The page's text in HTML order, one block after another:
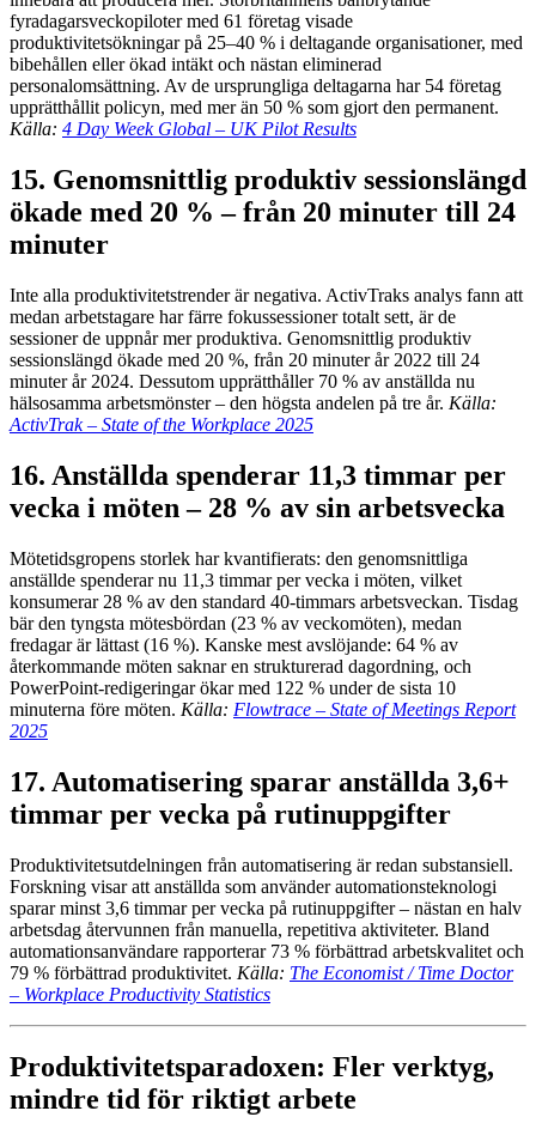
fyradagarsveckopiloter med 61 företag visade
produktivitetsökningar på 25–40 % i deltagande organisationer, med
bibehållen eller ökad intäkt och nästan eliminerad
personalomsättning. Av de ursprungliga deltagarna har 54 företag
upprätthållit policyn, med mer än 50 % som gjort den permanent.
Källa: 4 Day Week Global – UK Pilot Results
15. Genomsnittlig produktiv sessionslängd
ökade med 20 % – från 20 minuter till 24
minuter
Inte alla produktivitetstrender är negativa. ActivTraks analys fann att
medan arbetstagare har färre fokussessioner totalt sett, är de
sessioner de uppnår mer produktiva. Genomsnittlig produktiv
sessionslängd ökade med 20 %, från 20 minuter år 2022 till 24
minuter år 2024. Dessutom upprätthåller 70 % av anställda nu
hälsosamma arbetsmönster – den högsta andelen på tre år. Källa:
ActivTrak – State of the Workplace 2025
16. Anställda spenderar 11,3 timmar per
vecka i möten – 28 % av sin arbetsvecka
Mötetidsgropens storlek har kvantifierats: den genomsnittliga
anställde spenderar nu 11,3 timmar per vecka i möten, vilket
konsumerar 28 % av den standard 40-timmars arbetsveckan. Tisdag
bär den tyngsta mötesbördan (23 % av veckomöten), medan
fredagar är lättast (16 %). Kanske mest avslöjande: 64 % av
återkommande möten saknar en strukturerad dagordning, och
PowerPoint-redigeringar ökar med 122 % under de sista 10
minuterna före möten. Källa: Flowtrace – State of Meetings Report
2025
17. Automatisering sparar anställda 3,6+
timmar per vecka på rutinuppgifter
Produktivitetsutdelningen från automatisering är redan substansiell.
Forskning visar att anställda som använder automationsteknologi
sparar minst 3,6 timmar per vecka på rutinuppgifter – nästan en halv
arbetsdag återvunnen från manuella, repetitiva aktiviteter. Bland
automationsanvändare rapporterar 73 % förbättrad arbetskvalitet och
79 % förbättrad produktivitet. Källa: The Economist / Time Doctor
– Workplace Productivity Statistics
Produktivitetsparadoxen: Fler verktyg,
mindre tid för riktigt arbete